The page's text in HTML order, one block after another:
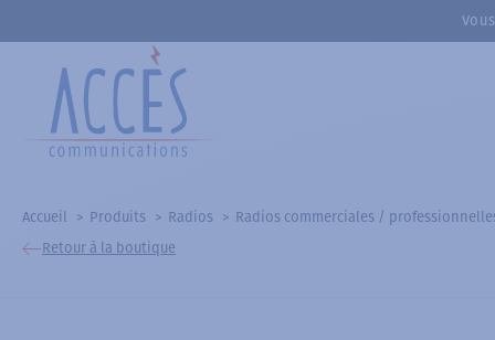
Accueil Produits Radios
Radios commerciales /
Retour à la boutique